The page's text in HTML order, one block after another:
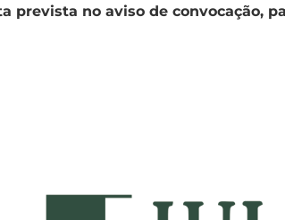
prevista no aviso de convocação,